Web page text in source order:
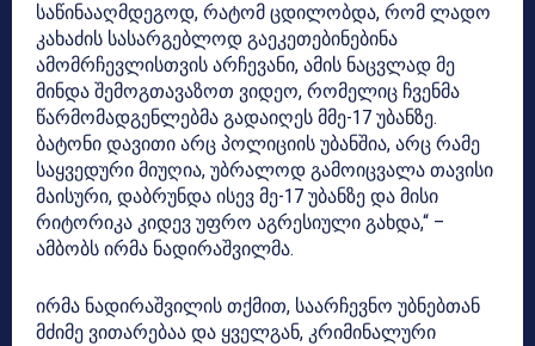
საწინააღმდეგოდ, რატომ ცდილობდა, რომ ლადო
კახაძის სასარგებლოდ გაეკეთებინებინა
ამომრჩევლისთვის არჩევანი, ამის ნაცვლად მე
მინდა შემოგთავაზოთ ვიდეო, რომელიც ჩვენმა
წარმომადგენლებმა გადაიღეს მმე-17 უბანზე.
ბატონი დავითი არც პოლიციის უბანშია, არც რამე
საყვედური მიუღია, უბრალოდ გამოიცვალა თავისი
მაისური, დაბრუნდა ისევ მე-17 უბანზე და მისი
რიტორიკა კიდევ უფრო აგრესიული გახდა,“ –
ამბობს ირმა ნადირაშვილმა.
ირმა ნადირაშვილის თქმით, საარჩევნო უბნებთან
მძიმე ვითარებაა და ყველგან, კრიმინალური